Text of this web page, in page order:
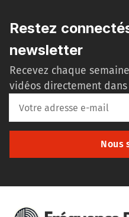
Restez
newsletter
Recevez chaque
vidéos directement
Nous